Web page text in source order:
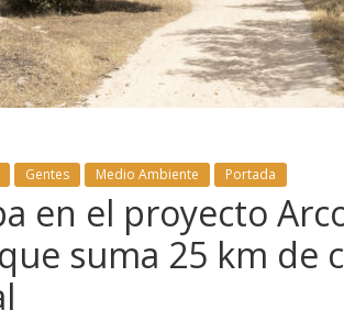
Gentes Medio Ambiente Portada
en el proyecto
suma 25 km de